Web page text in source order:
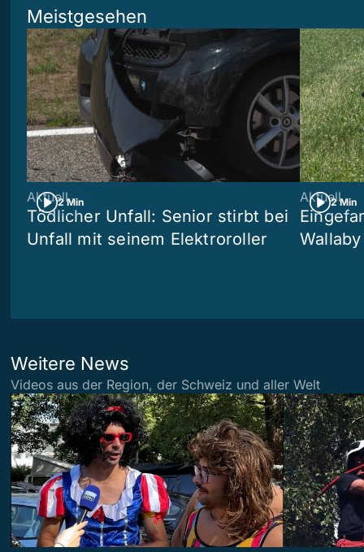
Meistgesehen
2 Min
Aktuell
Tödlicher Unfall: Senior stirbt bei
Unfall mit seinem Elektroroller
2 Min
Aktuell
Weitere News
Videos aus der Region, der Schweiz und aller Welt